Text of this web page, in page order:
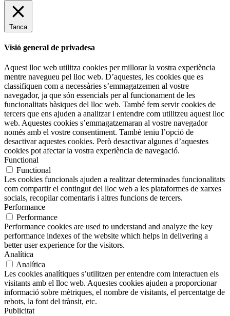
Tanca
Visió general de privadesa
Aquest lloc web utilitza cookies per millorar la vostra experiència
mentre navegueu pel lloc web. D’aquestes, les cookies que es
classifiquen com a necessàries s’emmagatzemen al vostre
navegador, ja que són essencials per al funcionament de les
funcionalitats bàsiques del lloc web. També fem servir cookies de
tercers que ens ajuden a analitzar i entendre com utilitzeu aquest lloc
web. Aquestes cookies s’emmagatzemaran al vostre navegador
només amb el vostre consentiment. També teniu l’opció de
desactivar aquestes cookies. Però desactivar algunes d’aquestes
cookies pot afectar la vostra experiència de navegació.
Functional
Functional
Les cookies funcionals ajuden a realitzar determinades funcionalitats
com compartir el contingut del lloc web a les plataformes de xarxes
socials, recopilar comentaris i altres funcions de tercers.
Performance
Performance
Performance cookies are used to understand and analyze the key
performance indexes of the website which helps in delivering a
better user experience for the visitors.
Analítica
Analítica
Les cookies analítiques s’utilitzen per entendre com interactuen els
visitants amb el lloc web. Aquestes cookies ajuden a proporcionar
informació sobre mètriques, el nombre de visitants, el percentatge de
rebots, la font del trànsit, etc.
Publicitat